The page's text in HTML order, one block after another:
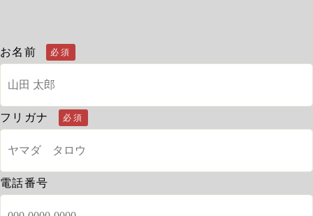
お名前 必須
フリガナ 必須
電話番号